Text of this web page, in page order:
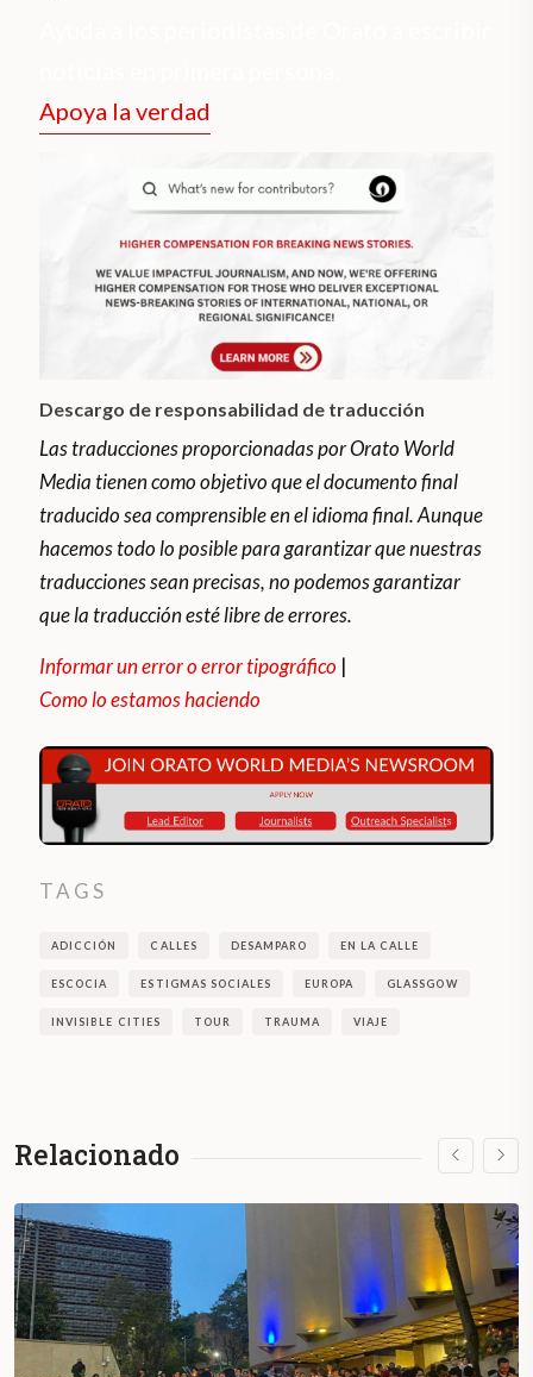
Apoya la verdad
Descargo de responsabilidad de traducción
Las traducciones proporcionadas por Orato World
Media tienen como objetivo que el documento final
traducido sea comprensible en el idioma final. Aunque
hacemos todo lo posible para garantizar que nuestras
traducciones sean precisas, no podemos garantizar
que la traducción esté libre de errores.
Informar un error o error tipográfico |
Como lo estamos haciendo
TAGS
ADICCIÓN CALLES DESAMPARO EN LA CALLE
ESCOCIA ESTIGMAS SOCIALES EUROPA GLASSGOW
INVISIBLE CITIES TOUR TRAUMA VIAJE
Relacionado